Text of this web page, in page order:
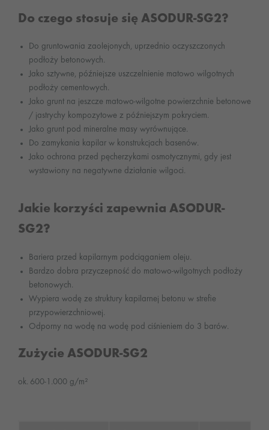
Do czego stosuje się ASODUR-SG2?
Do gruntowania zaolejonych, uprzednio oczyszczonych
podłoży betonowych.
Jako sztywne, późniejsze uszczelnienie matowo wilgotnych
podłoży cementowych.
Jako grunt na jeszcze matowo-wilgotne powierzchnie betonowe
/ jastrychy kompozytowe z późniejszym pokryciem.
Jako grunt pod mineralne masy wyrównujące.
Do zamykania kapilar w konstrukcjach basenów.
Jako ochrona przed pęcherzykami osmotycznymi, gdy jest
wystawiony na negatywne działanie wilgoci.
Jakie korzyści zapewnia ASODUR-
SG2?
Bariera przed kapilarnym podciąganiem oleju.
Bardzo dobra przyczepność do matowo-wilgotnych podłoży
betonowych.
Wypiera wodę ze struktury kapilarnej betonu w strefie
przypowierzchniowej.
Odporny na wodę na wodę pod ciśnieniem do 3 barów.
Zużycie ASODUR-SG2
ok. 600-1.000 g/m²